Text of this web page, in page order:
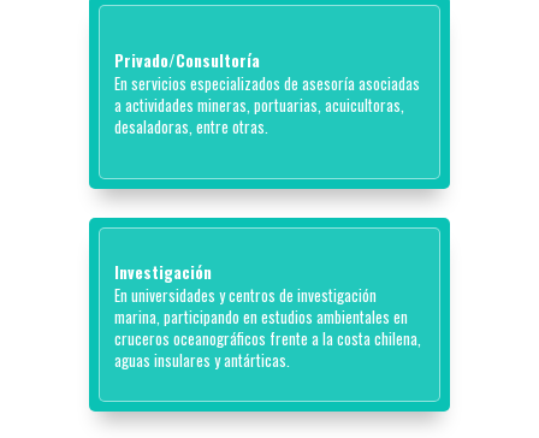
Privado/Consultoría
En servicios especializados de asesoría asociadas
a actividades mineras, portuarias, acuicultoras,
desaladoras, entre otras.
Investigación
En universidades y centros de investigación
marina, participando en estudios ambientales en
cruceros oceanográficos frente a la costa chilena,
aguas insulares y antárticas.